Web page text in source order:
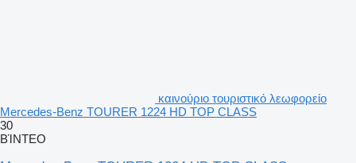
καινούριο τουριστικό λεωφορείο
Mercedes-Benz TOURER 1224 HD TOP CLASS
30
ΒΊΝΤΕΟ